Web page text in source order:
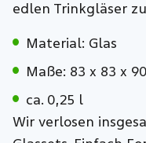
edlen Trinkgläser
Material: Glas
Maße: 83 x 83 x
ca. 0,25 l
Wir verlosen